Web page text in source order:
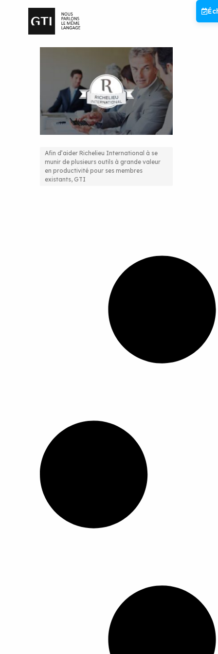
Extranet et gestion des
membres
Afin d’aider Richelieu International à se
munir de plusieurs outils à grande valeur
en productivité pour ses membres
existants, GTI